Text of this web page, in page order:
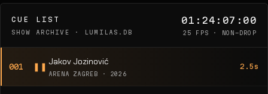
CUE LIST
SHOW ARCHIVE · LUMILAS.DB
01:24:07:00
25 FPS · NON-DROP
001 ❚❚ Jakov Jozinović
ARENA ZAGREB · 2026
2.5s